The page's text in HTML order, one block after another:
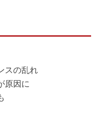
スの乱れ
原因に